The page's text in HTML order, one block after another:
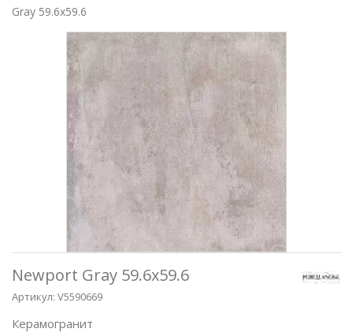
Gray 59.6x59.6
Newport Gray 59.6x59.6
Артикул: V5590669
Керамогранит